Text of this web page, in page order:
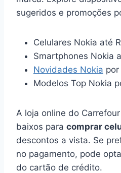
sugeridos e promoções
Celulares Nokia até
Smartphones Nokia
Novidades Nokia
Modelos Top Nokia
A loja online do
baixos para comprar
descontos a vista. Se
no pagamento, pode
do cartão de crédito.